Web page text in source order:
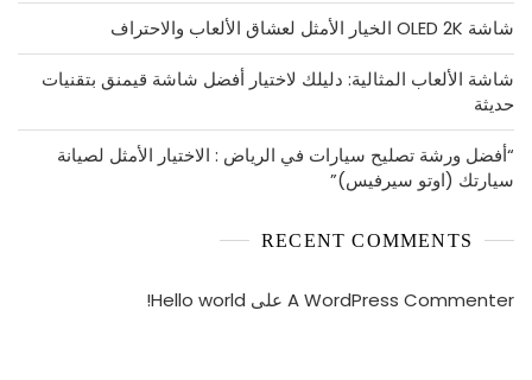
شاشة OLED 2K الخيار الأمثل لعشاق الألعاب والاحتراف
شاشة الألعاب المثالية: دليلك لاختيار أفضل شاشة قيمنق بتقنيات
حديثة
“أفضل ورشة تصليح سيارات في الرياض : الاختيار الأمثل لصيانة
سيارتك (اوتو سيرفيس)”
RECENT COMMENTS
A WordPress Commenter على Hello world!